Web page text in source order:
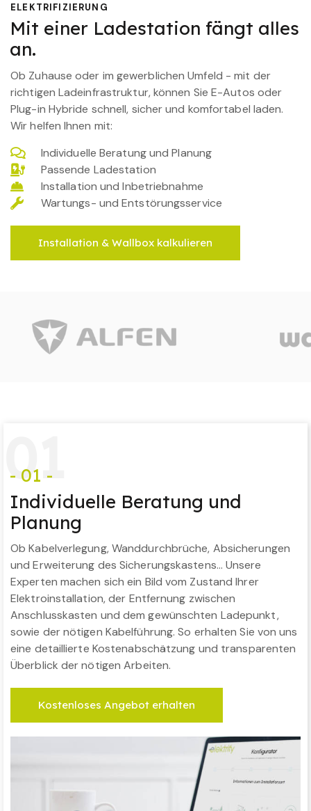
ELEKTRIFIZIERUNG
Mit einer Ladestation fängt alles
an.
Ob Zuhause oder im gewerblichen Umfeld - mit der
richtigen Ladeinfrastruktur, können Sie E-Autos oder
Plug-in Hybride schnell, sicher und komfortabel laden.
Wir helfen Ihnen mit:
Individuelle Beratung und Planung
Passende Ladestation
Installation und Inbetriebnahme
Wartungs- und Entstörungsservice
Installation & Wallbox kalkulieren
01
- 01 -
Individuelle Beratung und
Planung
Ob Kabelverlegung, Wanddurchbrüche, Absicherungen
und Erweiterung des Sicherungskastens… Unsere
Experten machen sich ein Bild vom Zustand Ihrer
Elektroinstallation, der Entfernung zwischen
Anschlusskasten und dem gewünschten Ladepunkt,
sowie der nötigen Kabelführung. So erhalten Sie von uns
eine detaillierte Kostenabschätzung und transparenten
Überblick der nötigen Arbeiten.
Kostenloses Angebot erhalten